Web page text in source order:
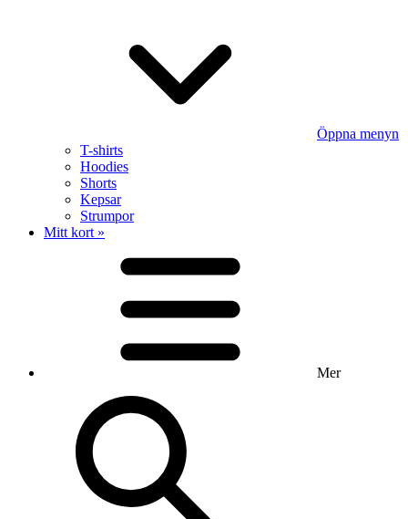
Öppna menyn
T-shirts
Hoodies
Shorts
Kepsar
Strumpor
Mitt kort »
Mer